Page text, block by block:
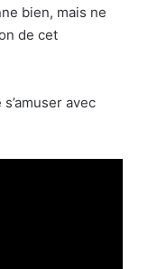
bien, mais ne
de cet
avec